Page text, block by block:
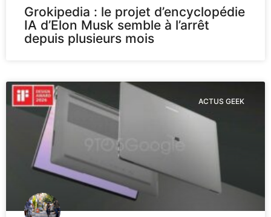
Grokipedia : le projet d’encyclopédie
IA d’Elon Musk semble à l’arrêt
depuis plusieurs mois
ACTUS GEEK